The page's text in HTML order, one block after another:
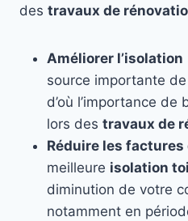
des travaux de
Améliorer l’isolation
source importante
d’où l’importance de
lors des travaux de
Réduire les factures
meilleure isolation
diminution de votre
notamment en